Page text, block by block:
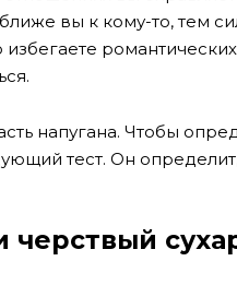
вы к кому-то, тем
напугана. Чтобы
тест. Он